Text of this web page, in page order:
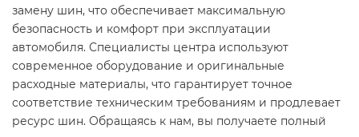
замену шин, что обеспечивает максимальную
безопасность и комфорт при эксплуатации
автомобиля. Специалисты центра используют
современное оборудование и оригинальные
расходные материалы, что гарантирует точное
соответствие техническим требованиям и продлевает
ресурс шин. Обращаясь к нам, вы получаете полный